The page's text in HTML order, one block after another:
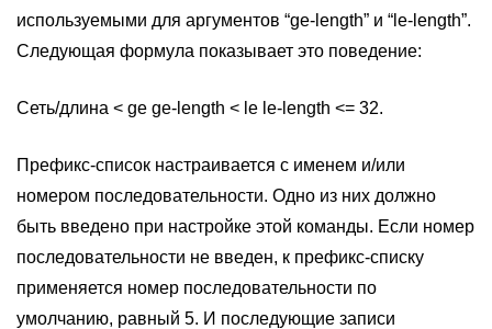
используемыми для аргументов “ge-length” и “le-length”.
Следующая формула показывает это поведение:
Сеть/длина < ge ge-length < le le-length <= 32.
Префикс-список настраивается с именем и/или
номером последовательности. Одно из них должно
быть введено при настройке этой команды. Если номер
последовательности не введен, к префикс-списку
применяется номер последовательности по
умолчанию, равный 5. И последующие записи